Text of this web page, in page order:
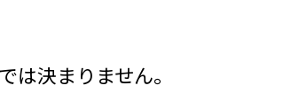
は決まりません。